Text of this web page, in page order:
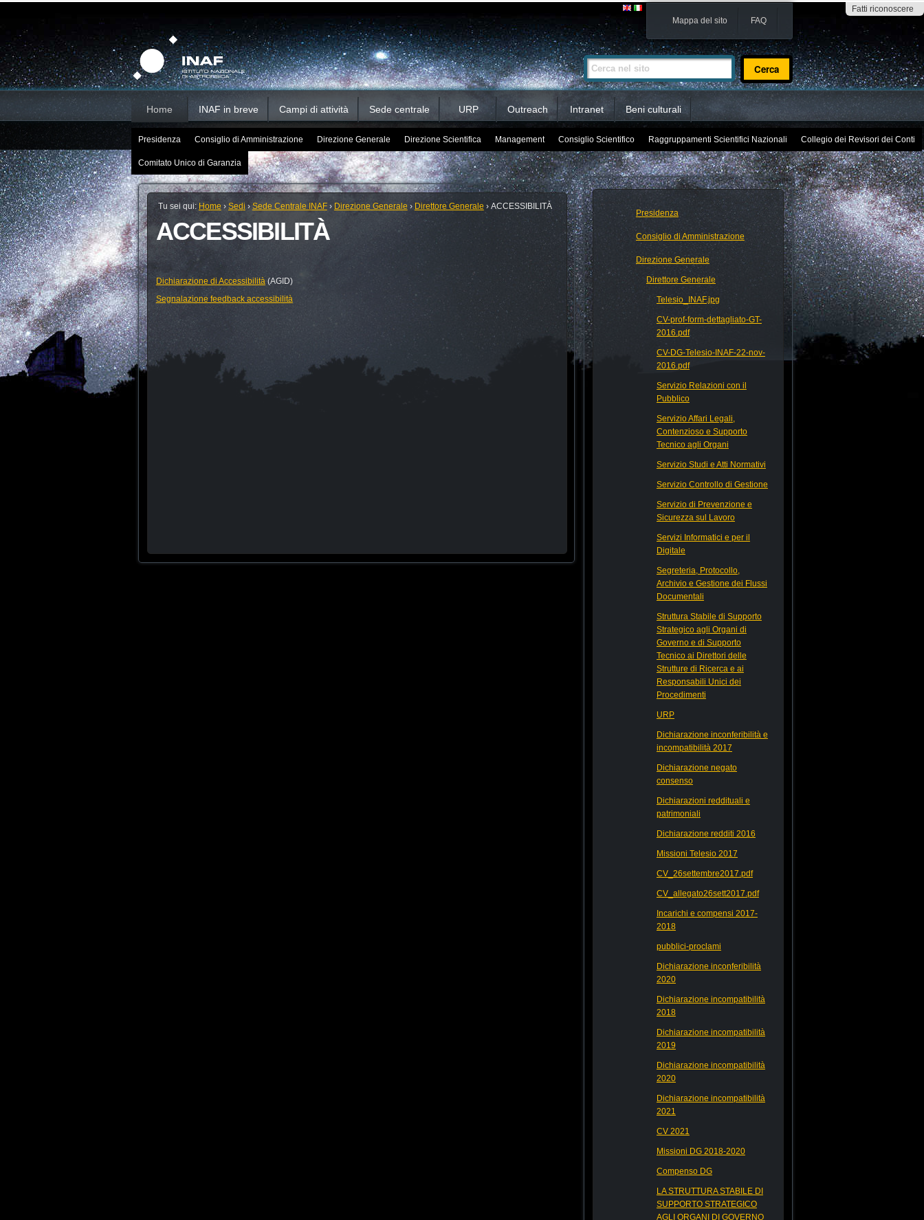
Fatti riconoscere
contenuti.
Salta
alla
navigazione
Mappa del sito FAQ
Cerca nel sito
Ricerca
avanzata…
Home INAF in breve Campi di attività Sede centrale URP Outreach Intranet Beni culturali
Presidenza Consiglio di Amministrazione Direzione Generale Direzione Scientifica Management Consiglio Scientifico Raggruppamenti Scientifici Nazionali Collegio dei Revisori dei Conti
Comitato Unico di Garanzia
Tu sei qui: Home › Sedi › Sede Centrale INAF › Direzione Generale › Direttore Generale › ACCESSIBILITÀ
ACCESSIBILITÀ
Dichiarazione di Accessibilità(AGID)
Segnalazione feedback accessibilità
Presidenza
Consiglio di Amministrazione
Direzione Generale
Direttore Generale
Telesio_INAF.jpg
CV-prof-form-dettagliato-GT-
2016.pdf
CV-DG-Telesio-INAF-22-nov-
2016.pdf
Servizio Relazioni con il
Pubblico
Servizio Affari Legali,
Contenzioso e Supporto
Tecnico agli Organi
Servizio Studi e Atti Normativi
Servizio Controllo di Gestione
Servizio di Prevenzione e
Sicurezza sul Lavoro
Servizi Informatici e per il
Digitale
Segreteria, Protocollo,
Archivio e Gestione dei Flussi
Documentali
Struttura Stabile di Supporto
Strategico agli Organi di
Governo e di Supporto
Tecnico ai Direttori delle
Strutture di Ricerca e ai
Responsabili Unici dei
Procedimenti
URP
Dichiarazione inconferibilità e
incompatibilità 2017
Dichiarazione negato
consenso
Dichiarazioni reddituali e
patrimoniali
Dichiarazione redditi 2016
Missioni Telesio 2017
CV_26settembre2017.pdf
CV_allegato26sett2017.pdf
Incarichi e compensi 2017-
2018
pubblici-proclami
Dichiarazione inconferibilità
2020
Dichiarazione incompatibilità
2018
Dichiarazione incompatibilità
2019
Dichiarazione incompatibilità
2020
Dichiarazione incompatibilità
2021
CV 2021
Missioni DG 2018-2020
Compenso DG
LA STRUTTURA STABILE DI
SUPPORTO STRATEGICO
AGLI ORGANI DI GOVERNO